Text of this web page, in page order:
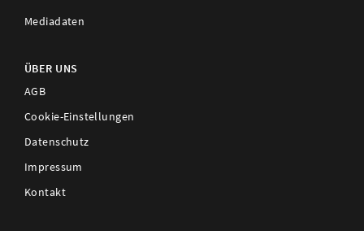
Mediadaten
ÜBER UNS
AGB
Cookie-Einstellungen
Datenschutz
Impressum
Kontakt